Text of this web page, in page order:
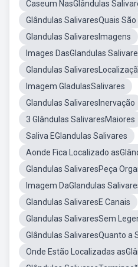
Caseum NasGlândulas
Glândulas SalivaresQuais São
Glandulas SalivaresImagens
Images DasGlandulas
Glandulas
Imagem GladulasSalivares
Glandulas SalivaresInervação
3 Glândulas SalivaresMaiores
Saliva EGlandulas Salivares
Aonde Fica Localizado
Glandulas SalivaresPeça
Imagem DaGlandulas
Glandulas SalivaresE Canais
Glandulas SalivaresSem
Glândulas SalivaresQuanto a
Onde Estão Localizadas